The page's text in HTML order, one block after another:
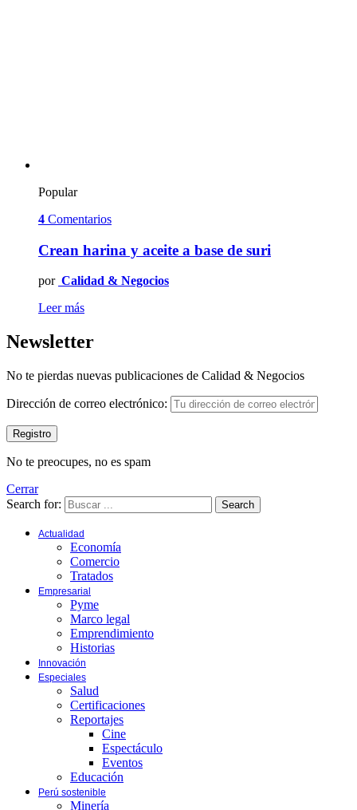
Popular
4 Comentarios
Crean harina y aceite a base de suri
por Calidad & Negocios
Leer más
Newsletter
No te pierdas nuevas publicaciones de Calidad & Negocios
Dirección de correo electrónico:
No te preocupes, no es spam
Cerrar
Search for:
Search
Actualidad
Economía
Comercio
Tratados
Empresarial
Pyme
Marco legal
Emprendimiento
Historias
Innovación
Especiales
Salud
Certificaciones
Reportajes
Cine
Espectáculo
Eventos
Educación
Perú sostenible
Minería